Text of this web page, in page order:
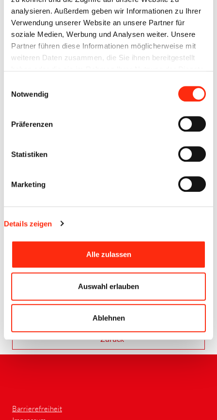
analysieren. Außerdem geben wir Informationen zu Ihrer
Verwendung unserer Website an unsere Partner für
soziale Medien, Werbung und Analysen weiter. Unsere
Partner führen diese Informationen möglicherweise mit
weiteren Daten zusammen, die Sie ihnen bereitgestellt
Notwendig
Präferenzen
Statistiken
Marketing
Details zeigen
Alle zulassen
Auswahl erlauben
Ablehnen
laden, parken unabhängig von eigenen Einkauf oder Besuch.
Die öffentlichen AC-Ladepunkte stehen 24/7 zur Verfügung,
direkte Abrechnung.
Zur Erklärung:
altern. AC-Laden dauert länger, ist aber auch
batterieschonender. Die schnelle, direkte Übertragung von
DC-Laden die Fahrzeugbatterie stärker belasten."
Quelle BECK - Standort FBR1 (Wü)
Zurück
Barrierefreiheit